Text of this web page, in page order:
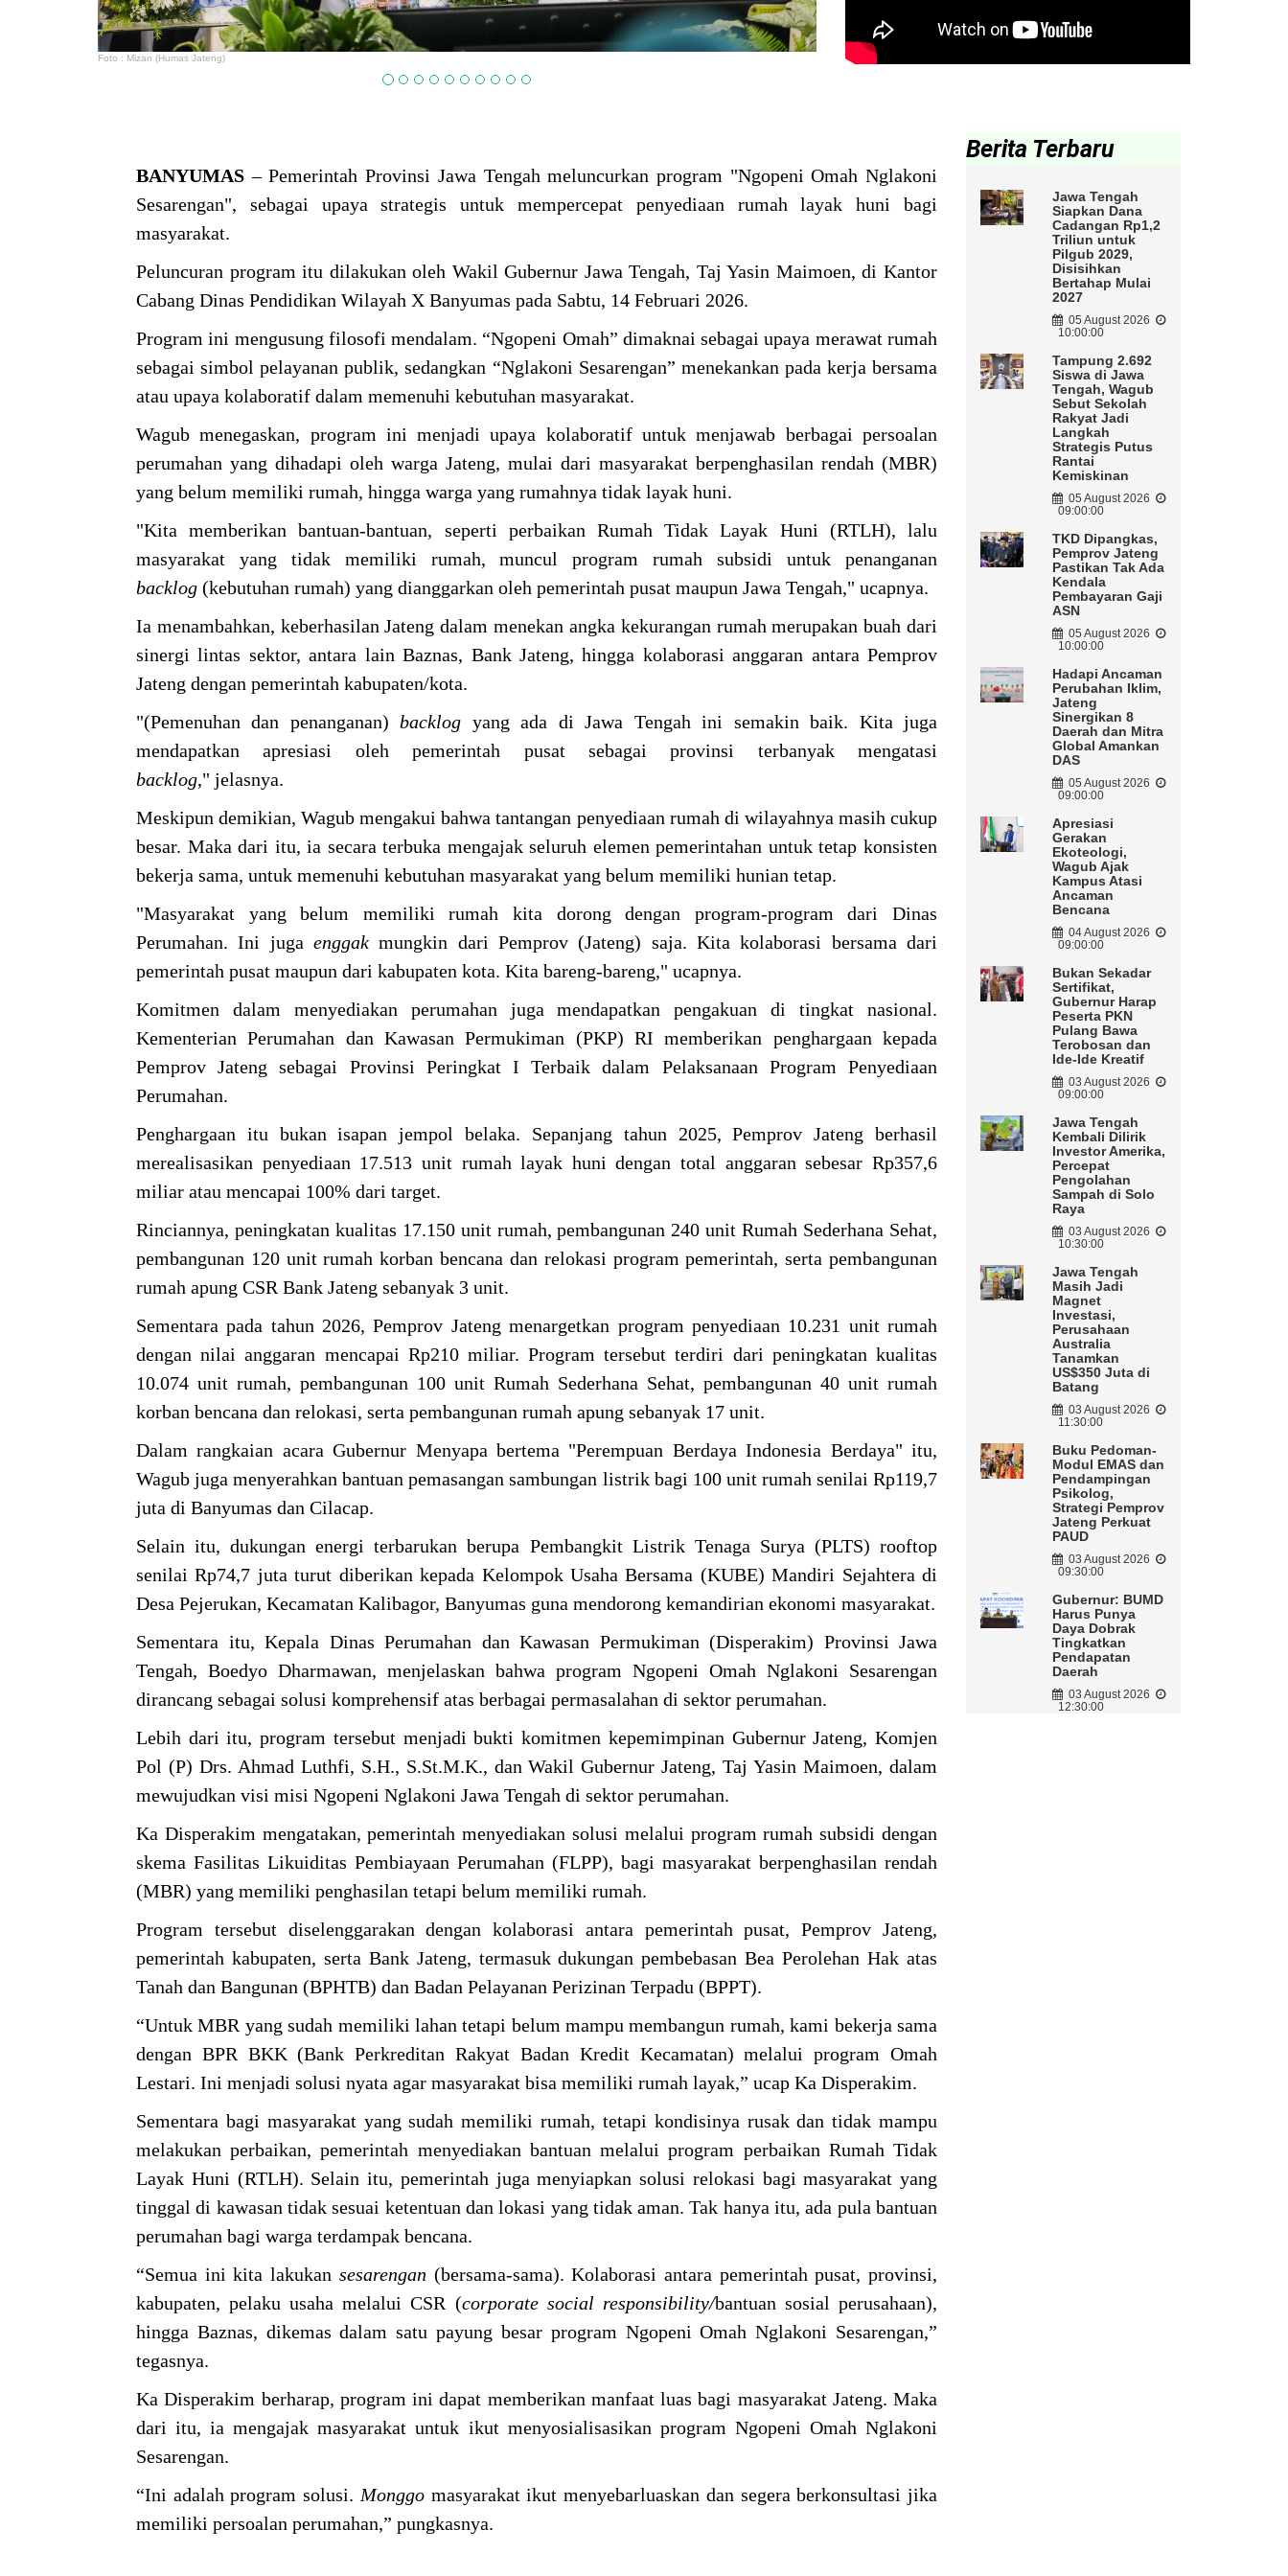
Foto : Mizan (Humas Jateng)
BANYUMAS– Pemerintah Provinsi Jawa Tengah meluncurkan program "Ngopeni Omah Nglakoni
Sesarengan", sebagai upaya strategis untuk mempercepat penyediaan rumah layak huni bagi
masyarakat.
Peluncuran program itu dilakukan oleh Wakil Gubernur Jawa Tengah, Taj Yasin Maimoen, di Kantor
Cabang Dinas Pendidikan Wilayah X Banyumas pada Sabtu, 14 Februari 2026.
Program ini mengusung filosofi mendalam. “Ngopeni Omah” dimaknai sebagai upaya merawat rumah
sebagai simbol pelayanan publik, sedangkan “Nglakoni Sesarengan” menekankan pada kerja bersama
atau upaya kolaboratif dalam memenuhi kebutuhan masyarakat.
Wagub menegaskan, program ini menjadi upaya kolaboratif untuk menjawab berbagai persoalan
perumahan yang dihadapi oleh warga Jateng, mulai dari masyarakat berpenghasilan rendah (MBR)
yang belum memiliki rumah, hingga warga yang rumahnya tidak layak huni.
"Kita memberikan bantuan-bantuan, seperti perbaikan Rumah Tidak Layak Huni (RTLH), lalu
masyarakat yang tidak memiliki rumah, muncul program rumah subsidi untuk penanganan
backlog (kebutuhan rumah) yang dianggarkan oleh pemerintah pusat maupun Jawa Tengah," ucapnya.
Ia menambahkan, keberhasilan Jateng dalam menekan angka kekurangan rumah merupakan buah dari
sinergi lintas sektor, antara lain Baznas, Bank Jateng, hingga kolaborasi anggaran antara Pemprov
Jateng dengan pemerintah kabupaten/kota.
"(Pemenuhan dan penanganan)backlog yang ada di Jawa Tengah ini semakin baik. Kita juga
mendapatkan apresiasi oleh pemerintah pusat sebagai provinsi terbanyak mengatasi
backlog," jelasnya.
Meskipun demikian, Wagub mengakui bahwa tantangan penyediaan rumah di wilayahnya masih cukup
besar. Maka dari itu, ia secara terbuka mengajak seluruh elemen pemerintahan untuk tetap konsisten
bekerja sama, untuk memenuhi kebutuhan masyarakat yang belum memiliki hunian tetap.
"Masyarakat yang belum memiliki rumah kita dorong dengan program-program dari Dinas
Perumahan. Ini juga enggakmungkin dari Pemprov (Jateng) saja. Kita kolaborasi bersama dari
pemerintah pusat maupun dari kabupaten kota. Kita bareng-bareng," ucapnya.
Komitmen dalam menyediakan perumahan juga mendapatkan pengakuan di tingkat nasional.
Kementerian Perumahan dan Kawasan Permukiman (PKP) RI memberikan penghargaan kepada
Pemprov Jateng sebagai Provinsi Peringkat I Terbaik dalam Pelaksanaan Program Penyediaan
Perumahan.
Penghargaan itu bukan isapan jempol belaka. Sepanjang tahun 2025, Pemprov Jateng berhasil
merealisasikan penyediaan 17.513 unit rumah layak huni dengan total anggaran sebesar Rp357,6
miliar atau mencapai 100% dari target.
Rinciannya, peningkatan kualitas 17.150 unit rumah, pembangunan 240 unit Rumah Sederhana Sehat,
pembangunan 120 unit rumah korban bencana dan relokasi program pemerintah, serta pembangunan
rumah apung CSR Bank Jateng sebanyak 3 unit.
Sementara pada tahun 2026, Pemprov Jateng menargetkan program penyediaan 10.231 unit rumah
dengan nilai anggaran mencapai Rp210 miliar. Program tersebut terdiri dari peningkatan kualitas
10.074 unit rumah, pembangunan 100 unit Rumah Sederhana Sehat, pembangunan 40 unit rumah
korban bencana dan relokasi, serta pembangunan rumah apung sebanyak 17 unit.
Dalam rangkaian acara Gubernur Menyapa bertema "Perempuan Berdaya Indonesia Berdaya" itu,
Wagub juga menyerahkan bantuan pemasangan sambungan listrik bagi 100 unit rumah senilai Rp119,7
juta di Banyumas dan Cilacap.
Selain itu, dukungan energi terbarukan berupa Pembangkit Listrik Tenaga Surya (PLTS) rooftop
senilai Rp74,7 juta turut diberikan kepada Kelompok Usaha Bersama (KUBE) Mandiri Sejahtera di
Desa Pejerukan, Kecamatan Kalibagor, Banyumas guna mendorong kemandirian ekonomi masyarakat.
Sementara itu, Kepala Dinas Perumahan dan Kawasan Permukiman (Disperakim) Provinsi Jawa
Tengah, Boedyo Dharmawan, menjelaskan bahwa program Ngopeni Omah Nglakoni Sesarengan
dirancang sebagai solusi komprehensif atas berbagai permasalahan di sektor perumahan.
Lebih dari itu, program tersebut menjadi bukti komitmen kepemimpinan Gubernur Jateng, Komjen
Pol (P) Drs. Ahmad Luthfi, S.H., S.St.M.K., dan Wakil Gubernur Jateng, Taj Yasin Maimoen, dalam
mewujudkan visi misi Ngopeni Nglakoni Jawa Tengah di sektor perumahan.
Ka Disperakim mengatakan, pemerintah menyediakan solusi melalui program rumah subsidi dengan
skema Fasilitas Likuiditas Pembiayaan Perumahan (FLPP), bagi masyarakat berpenghasilan rendah
(MBR) yang memiliki penghasilan tetapi belum memiliki rumah.
Program tersebut diselenggarakan dengan kolaborasi antara pemerintah pusat, Pemprov Jateng,
pemerintah kabupaten, serta Bank Jateng, termasuk dukungan pembebasan Bea Perolehan Hak atas
Tanah dan Bangunan (BPHTB) dan Badan Pelayanan Perizinan Terpadu (BPPT).
“Untuk MBR yang sudah memiliki lahan tetapi belum mampu membangun rumah, kami bekerja sama
dengan BPR BKK (Bank Perkreditan Rakyat Badan Kredit Kecamatan) melalui program Omah
Lestari. Ini menjadi solusi nyata agar masyarakat bisa memiliki rumah layak,” ucap Ka Disperakim.
Sementara bagi masyarakat yang sudah memiliki rumah, tetapi kondisinya rusak dan tidak mampu
melakukan perbaikan, pemerintah menyediakan bantuan melalui program perbaikan Rumah Tidak
Layak Huni (RTLH). Selain itu, pemerintah juga menyiapkan solusi relokasi bagi masyarakat yang
tinggal di kawasan tidak sesuai ketentuan dan lokasi yang tidak aman. Tak hanya itu, ada pula bantuan
perumahan bagi warga terdampak bencana.
“Semua ini kita lakukan sesarengan (bersama-sama). Kolaborasi antara pemerintah pusat, provinsi,
kabupaten, pelaku usaha melalui CSR (corporate social responsibility/bantuan sosial perusahaan),
hingga Baznas, dikemas dalam satu payung besar program Ngopeni Omah Nglakoni Sesarengan,”
tegasnya.
Ka Disperakim berharap, program ini dapat memberikan manfaat luas bagi masyarakat Jateng. Maka
dari itu, ia mengajak masyarakat untuk ikut menyosialisasikan program Ngopeni Omah Nglakoni
Sesarengan.
“Ini adalah program solusi. Monggo masyarakat ikut menyebarluaskan dan segera berkonsultasi jika
memiliki persoalan perumahan,” pungkasnya.
Berita Terbaru
Jawa Tengah
Siapkan Dana
Cadangan Rp1,2
Triliun untuk
Pilgub 2029,
Disisihkan
Bertahap Mulai
2027
05 August 2026
10:00:00
Tampung 2.692
Siswa di Jawa
Tengah, Wagub
Sebut Sekolah
Rakyat Jadi
Langkah
Strategis Putus
Rantai
Kemiskinan
05 August 2026
09:00:00
TKD Dipangkas,
Pemprov Jateng
Pastikan Tak Ada
Kendala
Pembayaran Gaji
ASN
05 August 2026
10:00:00
Hadapi Ancaman
Perubahan Iklim,
Jateng
Sinergikan 8
Daerah dan Mitra
Global Amankan
DAS
05 August 2026
09:00:00
Apresiasi
Gerakan
Ekoteologi,
Wagub Ajak
Kampus Atasi
Ancaman
Bencana
04 August 2026
09:00:00
Bukan Sekadar
Sertifikat,
Gubernur Harap
Peserta PKN
Pulang Bawa
Terobosan dan
Ide-Ide Kreatif
03 August 2026
09:00:00
Jawa Tengah
Kembali Dilirik
Investor Amerika,
Percepat
Pengolahan
Sampah di Solo
Raya
03 August 2026
10:30:00
Jawa Tengah
Masih Jadi
Magnet
Investasi,
Perusahaan
Australia
Tanamkan
US$350 Juta di
Batang
03 August 2026
11:30:00
Buku Pedoman-
Modul EMAS dan
Pendampingan
Psikolog,
Strategi Pemprov
Jateng Perkuat
PAUD
03 August 2026
09:30:00
Gubernur: BUMD
Harus Punya
Daya Dobrak
Tingkatkan
Pendapatan
Daerah
03 August 2026
12:30:00